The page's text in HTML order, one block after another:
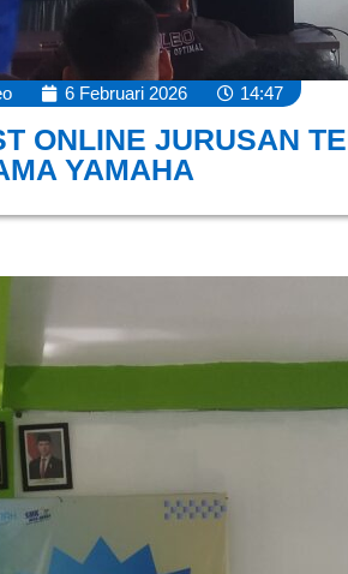
6 Februari 2026 14:47
ONLINE JURUSAN
YAMAHA